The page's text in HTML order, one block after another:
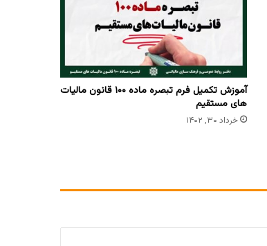
آموزش تکمیل فرم تبصره ماده ۱۰۰ قانون مالیات
های مستقیم
خرداد ۳۰, ۱۴۰۲